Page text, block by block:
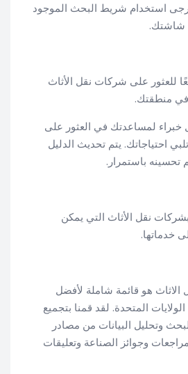
استخدام شريط البحث الموجود
شاشتك.
للعثور على شركات نقل الأثاث
في منطقتك.
خبراء لمساعدتك في العثور على
احتياجاتك. يتم تحديث الدليل
باستمرار.
نقل الأثاث التي يمكن
خدماتها.
الاثاث هو قائمة شاملة لأفضل
المتحدة. لقد قمنا بتجميع
وتحليل البيانات من مصادر
وجوائز الصناعة وتعليقات